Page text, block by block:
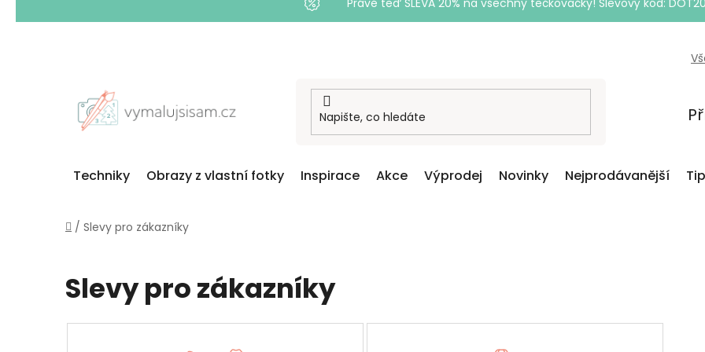
Právě teď SLEVA 20% na všechny tečkovačky! Slevový kód: DOT20
Techniky Obrazy z vlastní fotky Inspirace Akce Výprodej Novinky Nejprodávanější
Domů
/ Slevy pro zákazníky
Slevy pro zákazníky